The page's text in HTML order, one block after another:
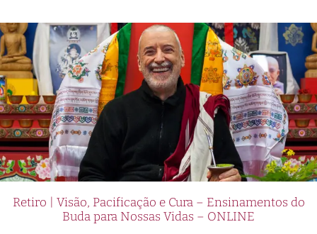
Retiro | Visão, Pacificação e Cura – Ensinamentos do
Buda para Nossas Vidas – ONLINE